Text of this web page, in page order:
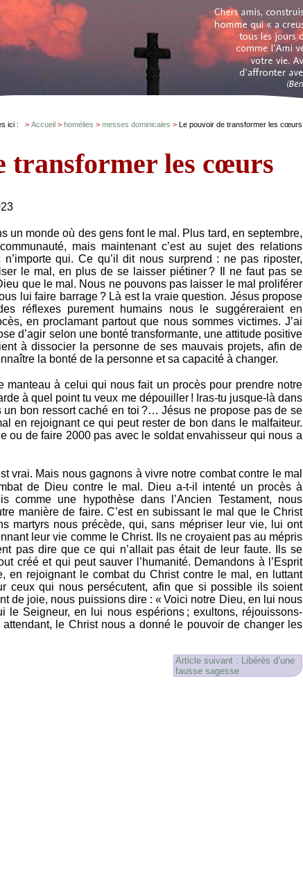
ici : Accueil homélies messes dominicales Le pouvoir de transformer les cœurs
transformer les cœurs
un monde où des gens font le mal. Plus tard, en septembre,
mais maintenant c’est au sujet des relations
qui. Ce qu’il dit nous surprend : ne pas riposter,
le mal, en plus de se laisser piétiner ? Il ne faut pas se
que le mal. Nous ne pouvons pas laisser le mal proliférer
lui faire barrage ? Là est la vraie question. Jésus propose
réflexes purement humains nous le suggéreraient en
en proclamant partout que nous sommes victimes. J’ai
d’agir selon une bonté transformante, une attitude positive
à dissocier la personne de ses mauvais projets, afin de
la bonté de la personne et sa capacité à changer.
manteau à celui qui nous fait un procès pour prendre notre
à quel point tu veux me dépouiller ! Iras-tu jusque-là dans
un bon ressort caché en toi ?… Jésus ne propose pas de se
en rejoignant ce qui peut rester de bon dans le malfaiteur.
ou de faire 2000 pas avec le soldat envahisseur qui nous a
vrai. Mais nous gagnons à vivre notre combat contre le mal
de Dieu contre le mal. Dieu a-t-il intenté un procès à
comme une hypothèse dans l’Ancien Testament, nous
manière de faire. C’est en subissant le mal que le Christ
martyrs nous précède, qui, sans mépriser leur vie, lui ont
leur vie comme le Christ. Ils ne croyaient pas au mépris
pas dire que ce qui n’allait pas était de leur faute. Ils se
créé et qui peut sauver l’humanité. Demandons à l’Esprit
en rejoignant le combat du Christ contre le mal, en luttant
ceux qui nous persécutent, afin que si possible ils soient
de joie, nous puissions dire : « Voici notre Dieu, en lui nous
le Seigneur, en lui nous espérions ; exultons, réjouissons-
le Christ nous a donné le pouvoir de changer les
Article suivant : Libérés d’une
fausse sagesse